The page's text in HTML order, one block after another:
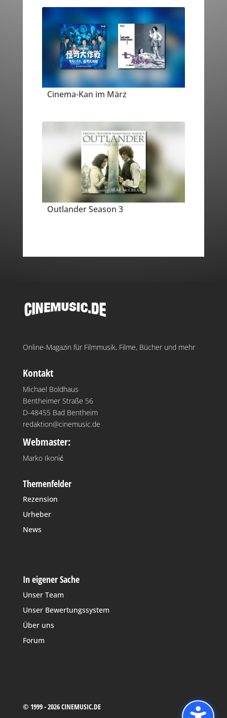
Cinema-Kan im März
Outlander Season 3
Online-Magazin für Filmmusik, Filme, Bücher und mehr
Kontakt
Michael Boldhaus
Bentheimer Straße 56
D-48455 Bad Bentheim
redaktion@cinemusic.de
Webmaster:
Marko Ikonić
Themenfelder
Rezension
Urheber
News
In eigener Sache
Unser Team
Unser Bewertungssystem
Über uns
Forum
© 1999 - 2026 CINEMUSIC.DE